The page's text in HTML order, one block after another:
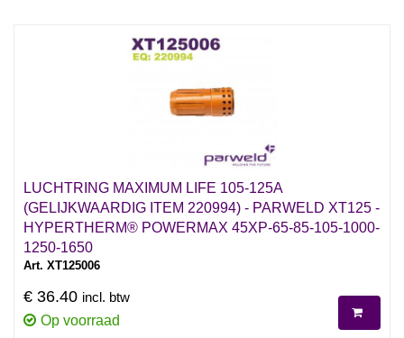
LUCHTRING MAXIMUM LIFE 105-125A
(GELIJKWAARDIG ITEM 220994) - PARWELD XT125 -
HYPERTHERM® POWERMAX 45XP-65-85-105-1000-
1250-1650
Art. XT125006
€ 36.40 incl. btw
Op voorraad